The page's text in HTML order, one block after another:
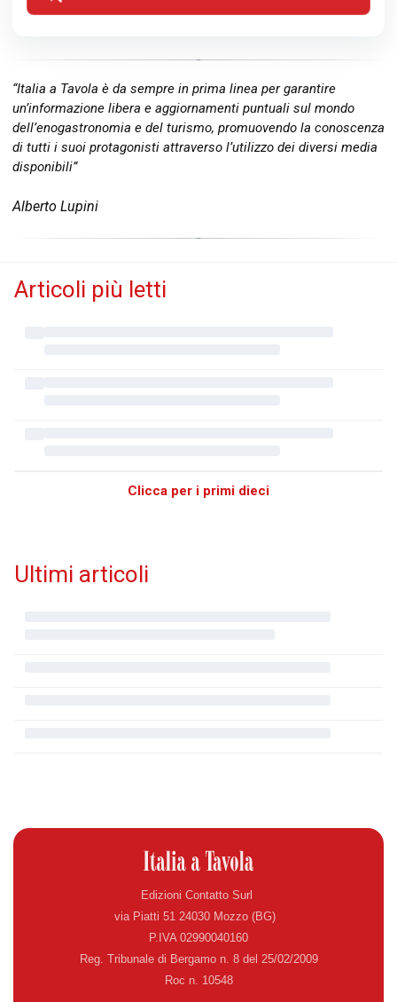
“Italia a Tavola è da sempre in prima linea per garantire
un’informazione libera e aggiornamenti puntuali sul mondo
dell’enogastronomia e del turismo, promuovendo la conoscenza
di tutti i suoi protagonisti attraverso l’utilizzo dei diversi media
disponibili”
Alberto Lupini
Articoli più letti
Clicca per i primi dieci
Ultimi articoli
Edizioni Contatto Surl
via Piatti 51 24030 Mozzo (BG)
P.IVA 02990040160
Reg. Tribunale di Bergamo n. 8 del 25/02/2009
Roc n. 10548